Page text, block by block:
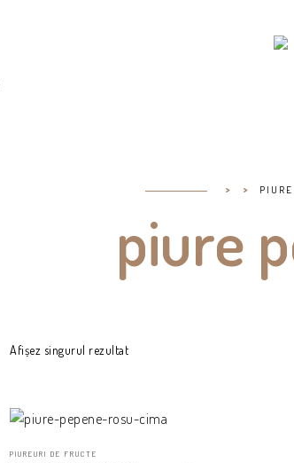
> >
piure
Afișez singurul rezultat
PIUREURI DE FRUCTE